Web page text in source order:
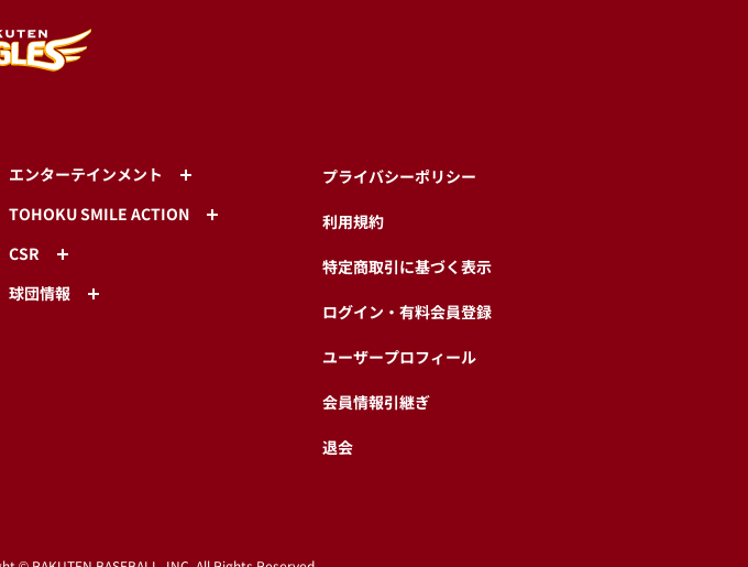
エンターテインメント
TOHOKU SMILE ACTION
CSR
球団情報
プライバシーポリシー
利用規約
特定商取引に基づく表示
ログイン・有料会員登録
ユーザープロフィール
会員情報引継ぎ
退会